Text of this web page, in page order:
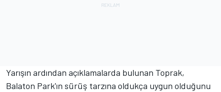
Yarışın ardından açıklamalarda bulunan Toprak,
Balaton Park'ın sürüş tarzına oldukça uygun olduğunu